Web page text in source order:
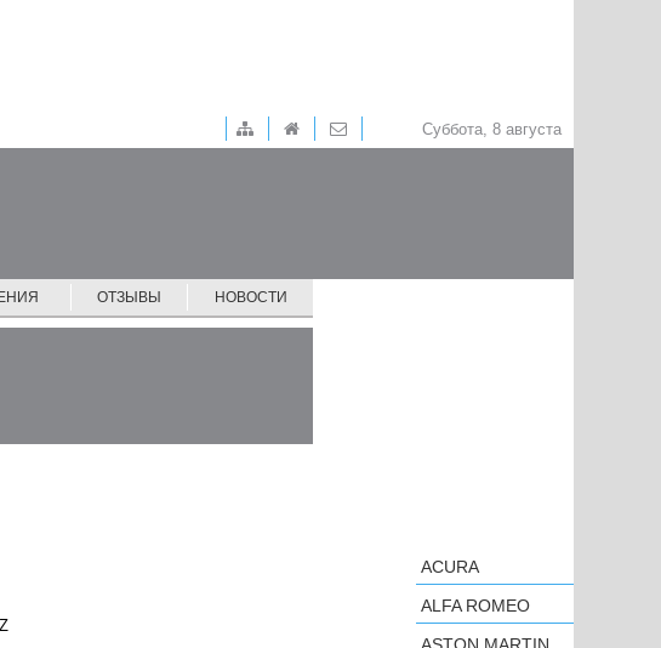
Суббота, 8 августа
ОТЗЫВЫ НОВОСТИ
ACURA
ALFA ROMEO